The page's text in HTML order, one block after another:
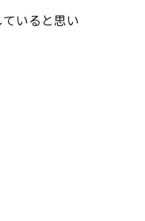
いると思い